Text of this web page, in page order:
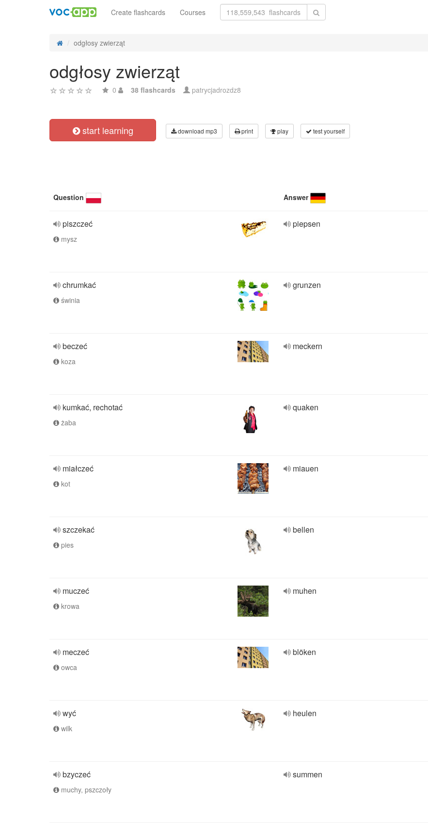
Create flashcards Courses
odgłosy zwierząt
odgłosy zwierząt
0 38 flashcards patrycjadrozdz8
start learning download mp3 print play test yourself
Question Answer
piszczeć
mysz
piepsen
chrumkać
świnia
grunzen
beczeć
koza
meckern
kumkać, rechotać
żaba
quaken
miałczeć
kot
miauen
szczekać
pies
bellen
muczeć
krowa
muhen
meczeć
owca
blöken
wyć
wilk
heulen
bzyczeć
muchy, pszczoły
summen